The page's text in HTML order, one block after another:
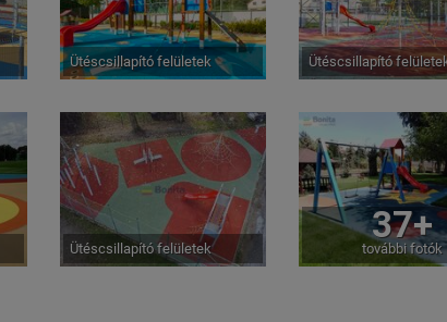
Ütéscsillapító felületek Ütéscsillapító
Ütéscsillapító felületek
37+
további fotók